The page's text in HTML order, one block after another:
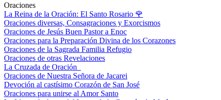
Oraciones
La Reina de la Oración: El Santo Rosario 🌹
Oraciones diversas, Consagraciones y Exorcismos
Oraciones de Jesús Buen Pastor a Enoc
Oraciones para la Preparación Divina de los Corazones
Oraciones de la Sagrada Familia Refugio
Oraciones de otras Revelaciones
La Cruzada de Oración
Oraciones de Nuestra Señora de Jacarei
Devoción al castísimo Corazón de San José
Oraciones para unirse al Amor Santo